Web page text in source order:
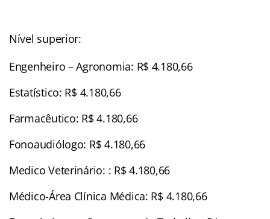
Nível superior:
Engenheiro – Agronomia: R$ 4.180,66
Estatístico: R$ 4.180,66
Farmacêutico: R$ 4.180,66
Fonoaudiólogo: R$ 4.180,66
Medico Veterinário: : R$ 4.180,66
Médico-Área Clínica Médica: R$ 4.180,66